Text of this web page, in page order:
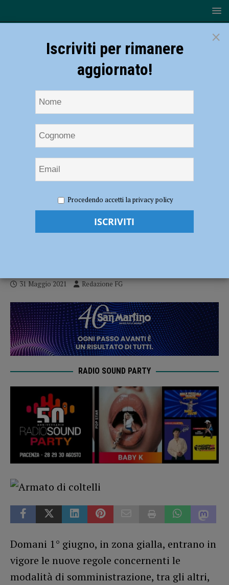
Covid, oltre 400 persone controllate e 19 sanzioni nel fine settimana
Norme anti-Covid, oltre 400 persone
31 Maggio 2021 Redazione FG
RADIO SOUND PARTY
Domani 1° giugno, in zona gialla, entrano in
vigore le nuove regole concernenti le
modalità di somministrazione, tra gli altri,
×
Iscriviti per rimanere
aggiornato!
Procedendo accetti la privacy policy